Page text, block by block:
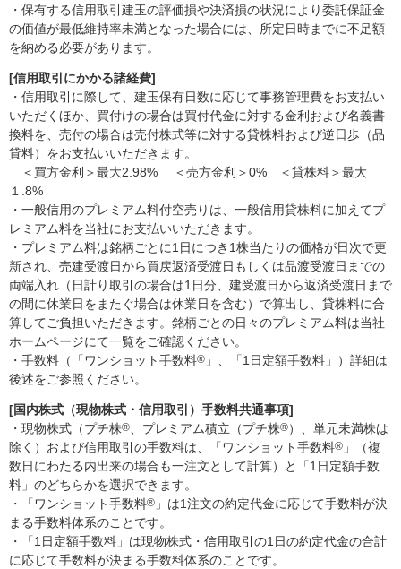
・保有する信用取引建玉の評価損や決済損の状況により委託保証金
の価値が最低維持率未満となった場合には、所定日時までに不足額
を納める必要があります。
[信用取引にかかる諸経費]
・信用取引に際して、建玉保有日数に応じて事務管理費をお支払い
いただくほか、買付けの場合は買付代金に対する金利および名義書
換料を、売付の場合は売付株式等に対する貸株料および逆日歩（品
貸料）をお支払いいただきます。
＜買方金利＞最大2.98% ＜売方金利＞0% ＜貸株料＞最大
１.8%
・一般信用のプレミアム料付空売りは、一般信用貸株料に加えてプ
レミアム料を当社にお支払いいただきます。
・プレミアム料は銘柄ごとに1日につき1株当たりの価格が日次で更
新され、売建受渡日から買戻返済受渡日もしくは品渡受渡日までの
両端入れ（日計り取引の場合は1日分、建受渡日から返済受渡日まで
の間に休業日をまたぐ場合は休業日を含む）で算出し、貸株料に合
算してご負担いただきます。銘柄ごとの日々のプレミアム料は当社
ホームページにて一覧をご確認ください。
・手数料（「ワンショット手数料® 」、「1日定額手数料」）詳細は
後述をご参照ください。
[国内株式（現物株式・信用取引）手数料共通事項]
・現物株式（プチ株®、プレミアム積立（プチ株®）、単元未満株は
除く）および信用取引の手数料は、「ワンショット手数料® 」（複
数日にわたる内出来の場合も一注文として計算）と「1日定額手数
料」のどちらかを選択できます。
・「ワンショット手数料® 」は1注文の約定代金に応じて手数料が決
まる手数料体系のことです。
・「1日定額手数料」は現物株式・信用取引の1日の約定代金の合計
に応じて手数料が決まる手数料体系のことです。